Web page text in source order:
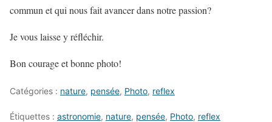
commun et qui nous fait avancer dans notre passion?
Je vous laisse y réfléchir.
Bon courage et bonne photo!
Catégories : nature, pensée, Photo, reflex
Étiquettes : astronomie, nature, pensée, Photo, reflex